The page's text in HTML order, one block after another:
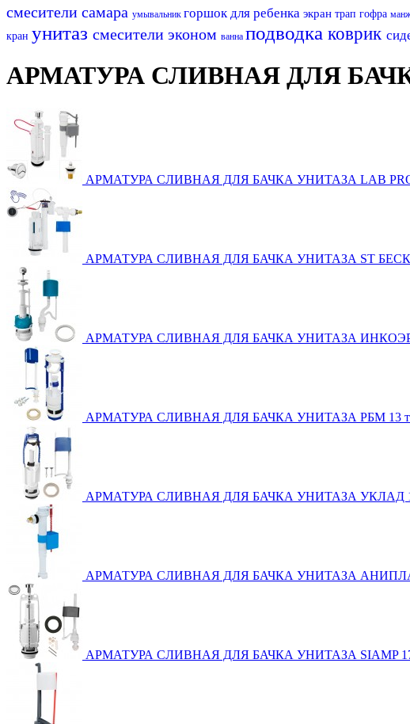
смесители самара умывальник горшок для ребенка экран трап гофра
кран унитаз смесители эконом ванна подводка коврик
АРМАТУРА СЛИВНАЯ ДЛЯ
АРМАТУРА СЛИВНАЯ ДЛЯ БАЧКА УНИТАЗА LAB
АРМАТУРА СЛИВНАЯ ДЛЯ БАЧКА УНИТАЗА ST
АРМАТУРА СЛИВНАЯ ДЛЯ БАЧКА УНИТАЗА
АРМАТУРА СЛИВНАЯ ДЛЯ БАЧКА УНИТАЗА РБМ 13
АРМАТУРА СЛИВНАЯ ДЛЯ БАЧКА УНИТАЗА УКЛАД
АРМАТУРА СЛИВНАЯ ДЛЯ БАЧКА УНИТАЗА
АРМАТУРА СЛИВНАЯ ДЛЯ БАЧКА УНИТАЗА SIAMP